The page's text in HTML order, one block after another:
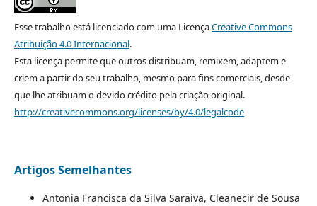
Esse trabalho está licenciado com uma LicençaCreative Commons
Atribuição 4.0 Internacional.
Esta licença permite que outros distribuam, remixem, adaptem e
criem a partir do seu trabalho, mesmo para fins comerciais, desde
que lhe atribuam o devido crédito pela criação original.
http://creativecommons.org/licenses/by/4.0/legalcode
Artigos Semelhantes
Antonia Francisca da Silva Saraiva, Cleanecir de Sousa